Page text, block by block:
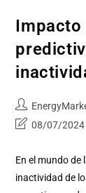
Impacto
08/07/2024
En el mundo
inactividad de